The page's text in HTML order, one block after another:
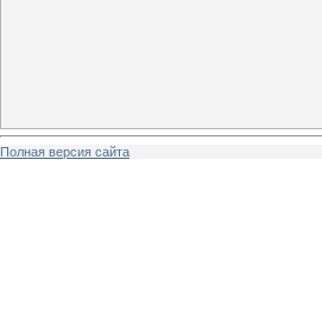
Полная версия сайта